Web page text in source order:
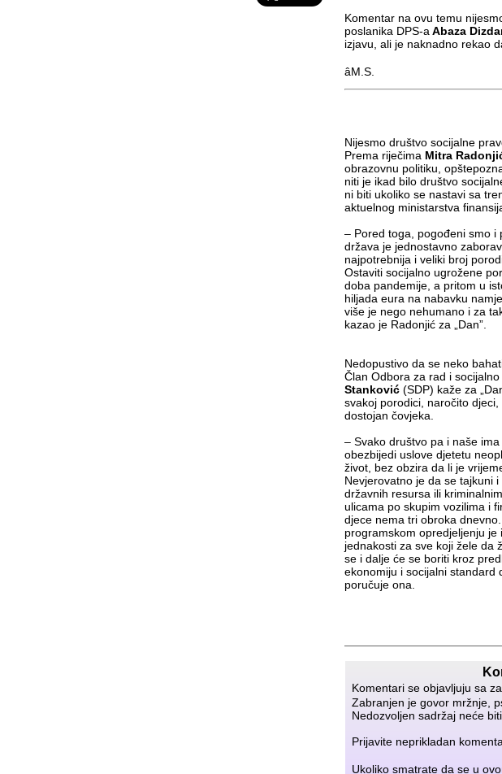
Komentar na ovu temu
poslanika DPS-a Abaza
izjavu, ali je naknadno rekao
âM.S.
Nijesmo društvo socijalne
Prema riječima Mitra
obrazovnu politiku,
niti je ikad bilo društvo
ni biti ukoliko se nastavi sa
aktuelnog ministarstva
– Pored toga, pogođeni smo i
država je jednostavno
najpotrebnija i veliki broj
Ostaviti socijalno ugrožene
doba pandemije, a pritom u
hiljada eura na nabavku
više je nego nehumano i za
kazao je Radonjić za „Dan”.
Nedopustivo da se neko
Član Odbora za rad i
Stanković (SDP) kaže za
svakoj porodici, naročito
dostojan čovjeka.
– Svako društvo pa i naše
obezbijedi uslove djetetu
život, bez obzira da li je
Nevjerovatno je da se tajkuni
državnih resursa ili
ulicama po skupim vozilima i
djece nema tri obroka
programskom opredjeljenju
jednakosti za sve koji žele da
se i dalje će se boriti kroz
ekonomiju i socijalni standard
poručuje ona.
Komentari se objavljuju sa
Zabranjen je govor mržnje,
Nedozvoljen sadržaj neće
Prijavite neprikladan
Ukoliko smatrate da se u